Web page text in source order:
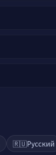
🇷🇺Русский